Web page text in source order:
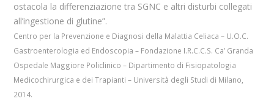
ostacola la differenziazione tra SGNC e altri disturbi collegati
all’ingestione di glutine”.
Centro per la Prevenzione e Diagnosi della Malattia Celiaca – U.O.C.
Gastroenterologia ed Endoscopia – Fondazione I.R.C.C.S. Ca’ Granda
Ospedale Maggiore Policlinico – Dipartimento di Fisiopatologia
Medicochirurgica e dei Trapianti – Università degli Studi di Milano,
2014.